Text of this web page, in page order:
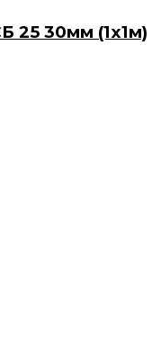
25 30мм (1х1м)